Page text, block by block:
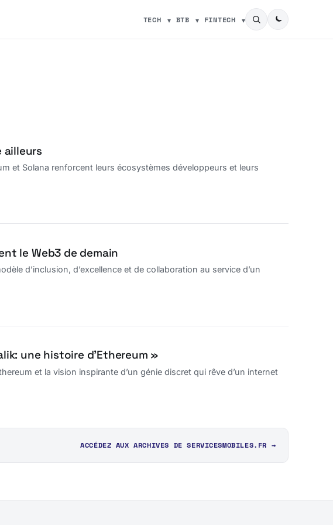
TECH BTB FINTECH
ailleurs
et Solana renforcent leurs écosystèmes développeurs et leurs
le Web3 de demain
d’inclusion, d’excellence et de collaboration au service d’un
une histoire d’Ethereum »
et la vision inspirante d’un génie discret qui rêve d’un internet
ACCÉDEZ AUX ARCHIVES DE SERVICESMOBILES.FR →